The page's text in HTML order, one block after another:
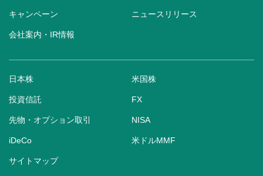
キャンペーン ニュースリリース
会社案内・IR情報
日本株 米国株
投資信託 FX
先物・オプション取引 NISA
iDeCo 米ドルMMF
サイトマップ